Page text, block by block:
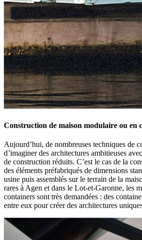
Construction de maison modulaire ou en
Aujourd’hui, de nombreuses techniques de
d’imaginer des architectures ambitieuses
de construction réduits. C’est le cas de la
des éléments préfabriqués de dimensions
usine puis assemblés sur le terrain de la
rares à Agen et dans le Lot-et-Garonne, les
containers sont très demandées : des
entre eux pour créer des architectures